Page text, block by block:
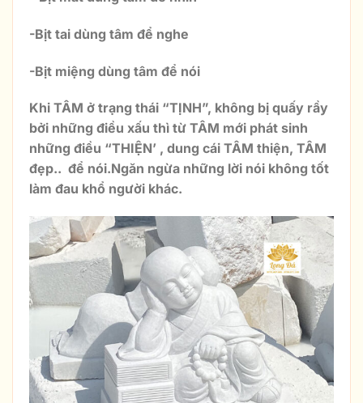
-Bịt tai dùng tâm để nghe
-Bịt miệng dùng tâm để nói
Khi TÂM ở trạng thái “TỊNH”, không bị quấy rầy
bởi những điều xấu thì từ TÂM mới phát sinh
những điều “THIỆN’ , dung cái TÂM thiện, TÂM
đẹp.. để nói.Ngăn ngừa những lời nói không tốt
làm đau khổ người khác.